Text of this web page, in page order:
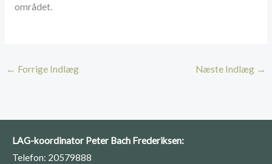
området.
← Forrige Indlæg Næste Indlæg →
LAG-koordinator Peter Bach Frederiksen:
Telefon: 20579888